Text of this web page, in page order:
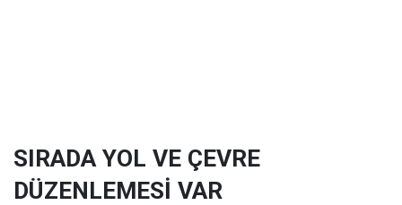
SIRADA YOL VE ÇEVRE
DÜZENLEMESİ VAR